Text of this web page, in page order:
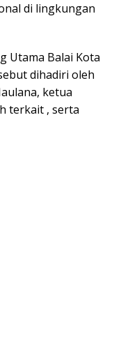
di lingkungan
Utama Balai Kota
dihadiri oleh
ketua
terkait , serta